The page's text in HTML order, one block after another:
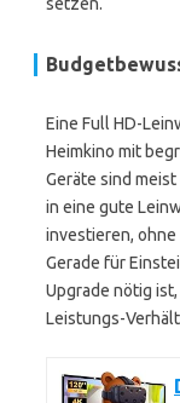
Eine Full HD-
Heimkino mit
Geräte sind
in eine gute
investieren,
Gerade für
Upgrade nötig
Leistungs-